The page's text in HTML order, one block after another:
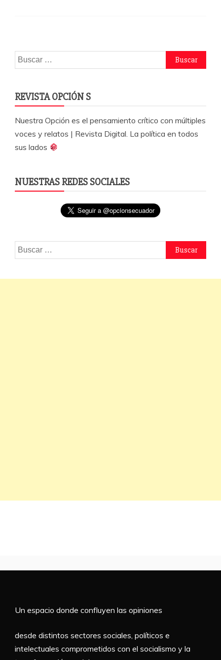
o
k
p r
Buscar:
REVISTA OPCIÓN S
Nuestra Opción es el pensamiento crítico con múltiples
voces y relatos | Revista Digital. La política en todos
sus lados
NUESTRAS REDES SOCIALES
Buscar:
Un espacio donde confluyen las opiniones
desde distintos sectores sociales, políticos e
intelectuales comprometidos con el socialismo y la